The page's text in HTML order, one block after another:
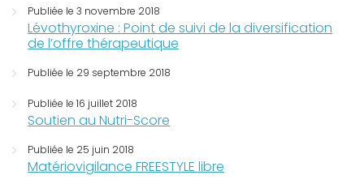
Publiée le 3 novembre 2018
Lévothyroxine : Point de suivi de la diversification
de l’offre thérapeutique
Publiée le 29 septembre 2018
Publiée le 16 juillet 2018
Soutien au Nutri-Score
Publiée le 25 juin 2018
Matériovigilance FREESTYLE libre